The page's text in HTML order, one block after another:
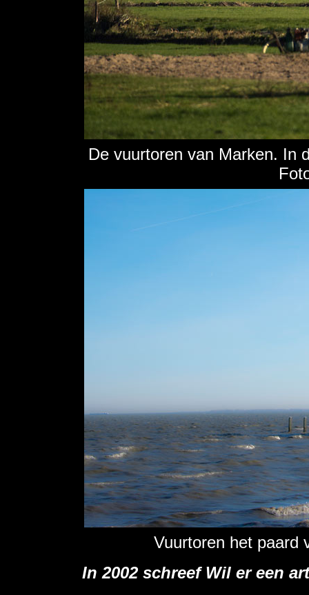
De vuurtoren van Marken. In
Vuurtoren het paard
In 2002 schreef Wil er een